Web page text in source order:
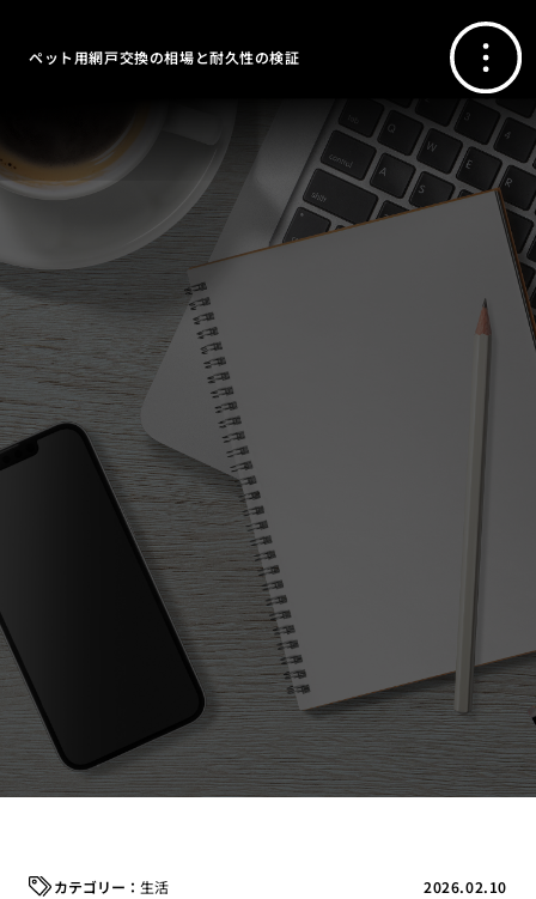
ペット用網戸交換の相場と耐久性の検証
2026.02.10
生活